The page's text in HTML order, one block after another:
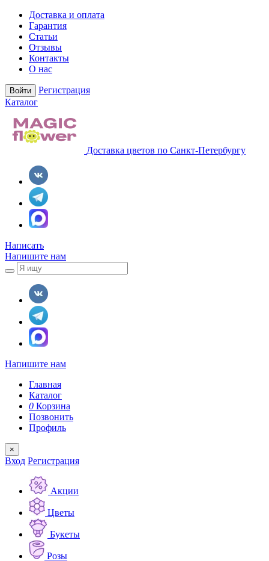
Доставка и оплата
Гарантия
Статьи
Отзывы
Контакты
О нас
Войти
Регистрация
Каталог
Доставка цветов по Санкт-Петербургу
Написать
Напишите нам
Напишите нам
Главная
Каталог
0 Корзина
Позвонить
Профиль
×
Вход Регистрация
Акции
Цветы
Букеты
Розы